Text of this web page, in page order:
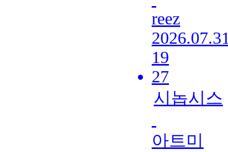
reez
19
27
시놉시스
아트미